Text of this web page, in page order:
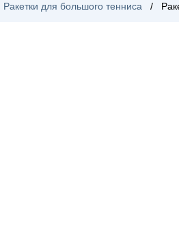
Ракетки для большого тенниса /